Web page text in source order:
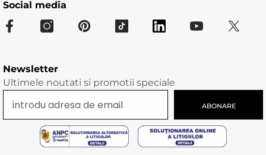
Social media
Newsletter
Ultimele noutati si promotii speciale
ABONARE